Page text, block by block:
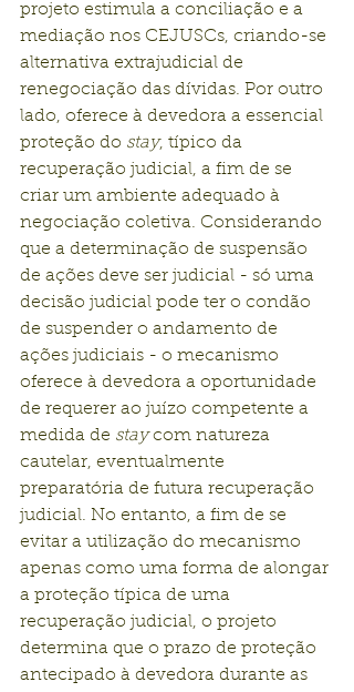
projeto estimula a conciliação e a
mediação nos CEJUSCs, criando-se
alternativa extrajudicial de
renegociação das dívidas. Por outro
lado, oferece à devedora a essencial
proteção do stay, típico da
recuperação judicial, a fim de se
criar um ambiente adequado à
negociação coletiva. Considerando
que a determinação de suspensão
de ações deve ser judicial - só uma
decisão judicial pode ter o condão
de suspender o andamento de
ações judiciais - o mecanismo
oferece à devedora a oportunidade
de requerer ao juízo competente a
medida de stay com natureza
cautelar, eventualmente
preparatória de futura recuperação
judicial. No entanto, a fim de se
evitar a utilização do mecanismo
apenas como uma forma de alongar
a proteção típica de uma
recuperação judicial, o projeto
determina que o prazo de proteção
antecipado à devedora durante as